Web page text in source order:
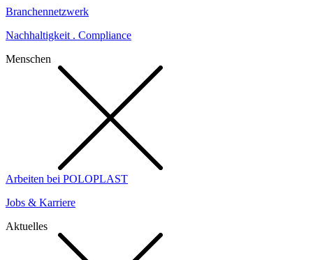
Branchennetzwerk
Nachhaltigkeit . Compliance
Menschen
Arbeiten bei POLOPLAST
Jobs & Karriere
Aktuelles